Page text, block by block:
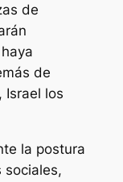
de
de
Israel los
la postura
sociales,